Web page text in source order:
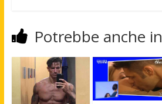
Potrebbe anche